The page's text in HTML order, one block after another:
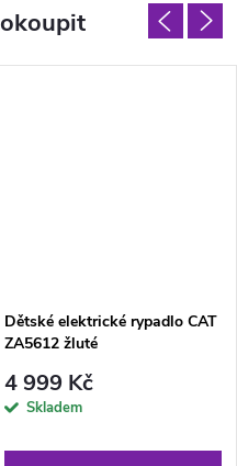
Dětské elektrické rypadlo CAT
ZA5612 žluté
4 999 Kč
Skladem